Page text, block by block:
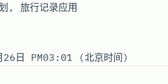
, 旅行记录应用
26日 PM03:01 (北京时间)